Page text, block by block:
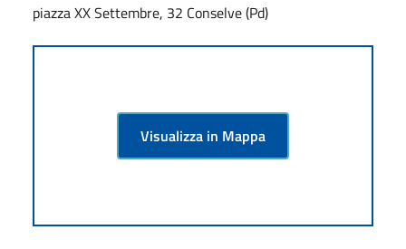
piazza XX Settembre, 32 Conselve (Pd)
Visualizza in Mappa